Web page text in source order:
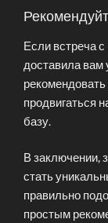
Если встреча
доставила вам
продвигаться
базу.
В заключении,
стать
правильно
простым